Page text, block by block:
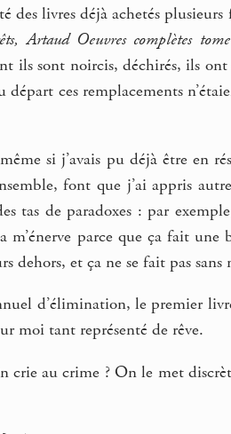
des livres déjà achetés plusieurs
Artaud Oeuvres complètes
ils sont noircis, déchirés, ils
ces remplacements
si j’avais pu déjà être en
font que j’ai appris
tas de paradoxes : par
parce que ça fait
dehors, et ça ne se fait pas
d’élimination, le premier
moi tant représenté de rêve.
crie au crime ? On le met